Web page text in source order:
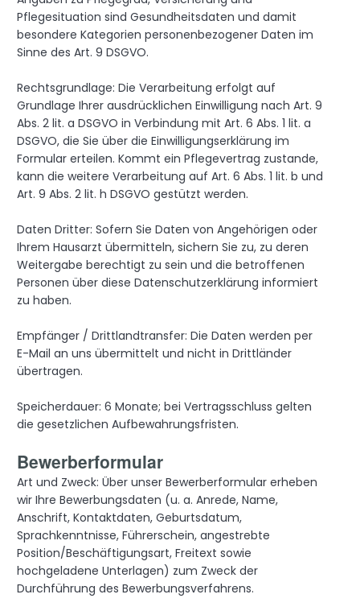
Pflegesituation sind Gesundheitsdaten und damit
besondere Kategorien personenbezogener Daten im
Sinne des Art. 9 DSGVO.
Rechtsgrundlage: Die Verarbeitung erfolgt auf
Grundlage Ihrer ausdrücklichen Einwilligung nach Art. 9
Abs. 2 lit. a DSGVO in Verbindung mit Art. 6 Abs. 1 lit. a
DSGVO, die Sie über die Einwilligungserklärung im
Formular erteilen. Kommt ein Pflegevertrag zustande,
kann die weitere Verarbeitung auf Art. 6 Abs. 1 lit. b und
Art. 9 Abs. 2 lit. h DSGVO gestützt werden.
Daten Dritter: Sofern Sie Daten von Angehörigen oder
Ihrem Hausarzt übermitteln, sichern Sie zu, zu deren
Weitergabe berechtigt zu sein und die betroffenen
Personen über diese Datenschutzerklärung informiert
zu haben.
Empfänger / Drittlandtransfer: Die Daten werden per
E-Mail an uns übermittelt und nicht in Drittländer
übertragen.
Speicherdauer: 6 Monate; bei Vertragsschluss gelten
die gesetzlichen Aufbewahrungsfristen.
Bewerberformular
Art und Zweck: Über unser Bewerberformular erheben
wir Ihre Bewerbungsdaten (u. a. Anrede, Name,
Anschrift, Kontaktdaten, Geburtsdatum,
Sprachkenntnisse, Führerschein, angestrebte
Position/Beschäftigungsart, Freitext sowie
hochgeladene Unterlagen) zum Zweck der
Durchführung des Bewerbungsverfahrens.